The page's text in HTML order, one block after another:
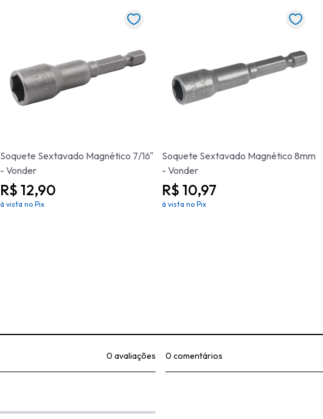
Soquete Sextavado Magnético 7/16"
- Vonder
R$ 12,90
à vista no Pix
Soquete Sextavado Magnético 8mm
- Vonder
R$ 10,97
à vista no Pix
0 avaliações 0 comentários